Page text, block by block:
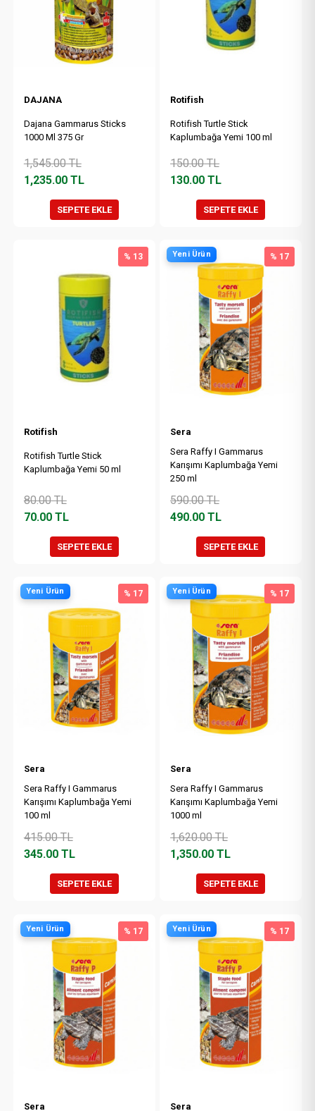
DAJANA
Dajana Gammarus Sticks
1000 Ml 375 Gr
1,545.00TL
1,235.00TL
SEPETE EKLE
Rotifish
Rotifish Turtle Stick
Kaplumbağa Yemi 100 ml
150.00TL
130.00 TL
SEPETE EKLE
Rotifish
Rotifish Turtle Stick
Kaplumbağa Yemi 50 ml
80.00TL
70.00TL
% 13
SEPETE EKLE
Yeni Ürün
Sera
Sera Raffy I Gammarus
Karışımı Kaplumbağa Yemi
250 ml
590.00TL
490.00 TL
% 17
SEPETE EKLE
Yeni Ürün
Sera
Sera Raffy I Gammarus
Karışımı Kaplumbağa Yemi
100 ml
415.00TL
345.00TL
% 17
SEPETE EKLE
Yeni Ürün
Sera
Sera Raffy I Gammarus
Karışımı Kaplumbağa Yemi
1000 ml
1,620.00TL
1,350.00 TL
% 17
SEPETE EKLE
Yeni Ürün
Sera
% 17 Yeni Ürün
Sera
% 17